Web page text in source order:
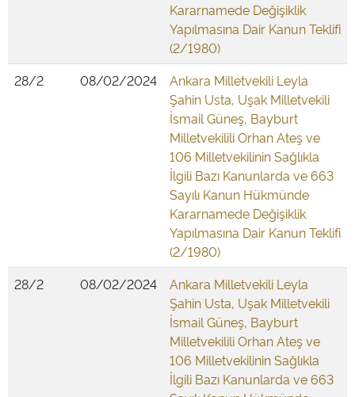
Kararnamede Değişiklik
Yapılmasına Dair Kanun Teklifi
(2/1980)
28/2
08/02/2024
Ankara Milletvekili Leyla
Şahin Usta, Uşak Milletvekili
İsmail Güneş, Bayburt
Milletvekilili Orhan Ateş ve
106 Milletvekilinin Sağlıkla
İlgili Bazı Kanunlarda ve 663
Sayılı Kanun Hükmünde
Kararnamede Değişiklik
Yapılmasına Dair Kanun Teklifi
(2/1980)
28/2
08/02/2024
Ankara Milletvekili Leyla
Şahin Usta, Uşak Milletvekili
İsmail Güneş, Bayburt
Milletvekilili Orhan Ateş ve
106 Milletvekilinin Sağlıkla
İlgili Bazı Kanunlarda ve 663